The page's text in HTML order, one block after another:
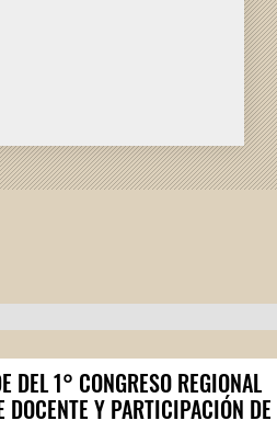
DEL 1° CONGRESO REGIONAL
DOCENTE Y PARTICIPACIÓN DE